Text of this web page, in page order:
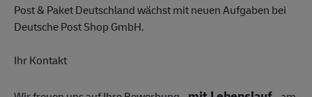
Post & Paket Deutschland wächst mit neuen Aufgaben bei
Deutsche Post Shop GmbH.
Ihr Kontakt